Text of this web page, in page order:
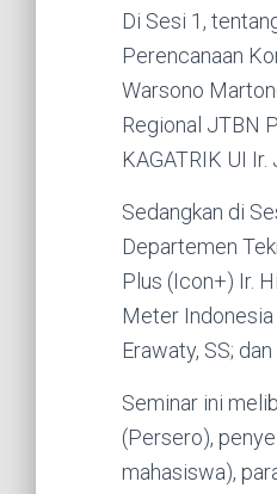
Di Sesi 1,
Perencanaan
Warsono
Regional JTBN
KAGATRIK UI
Sedangkan di
Departemen
Plus (Icon+) Ir.
Meter
Erawaty, SS;
Seminar ini
(Persero),
mahasiswa),